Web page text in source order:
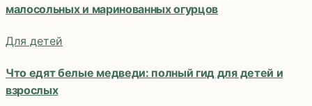
малосольных и маринованных огурцов
Для детей
Что едят белые медведи: полный гид для детей и
взрослых